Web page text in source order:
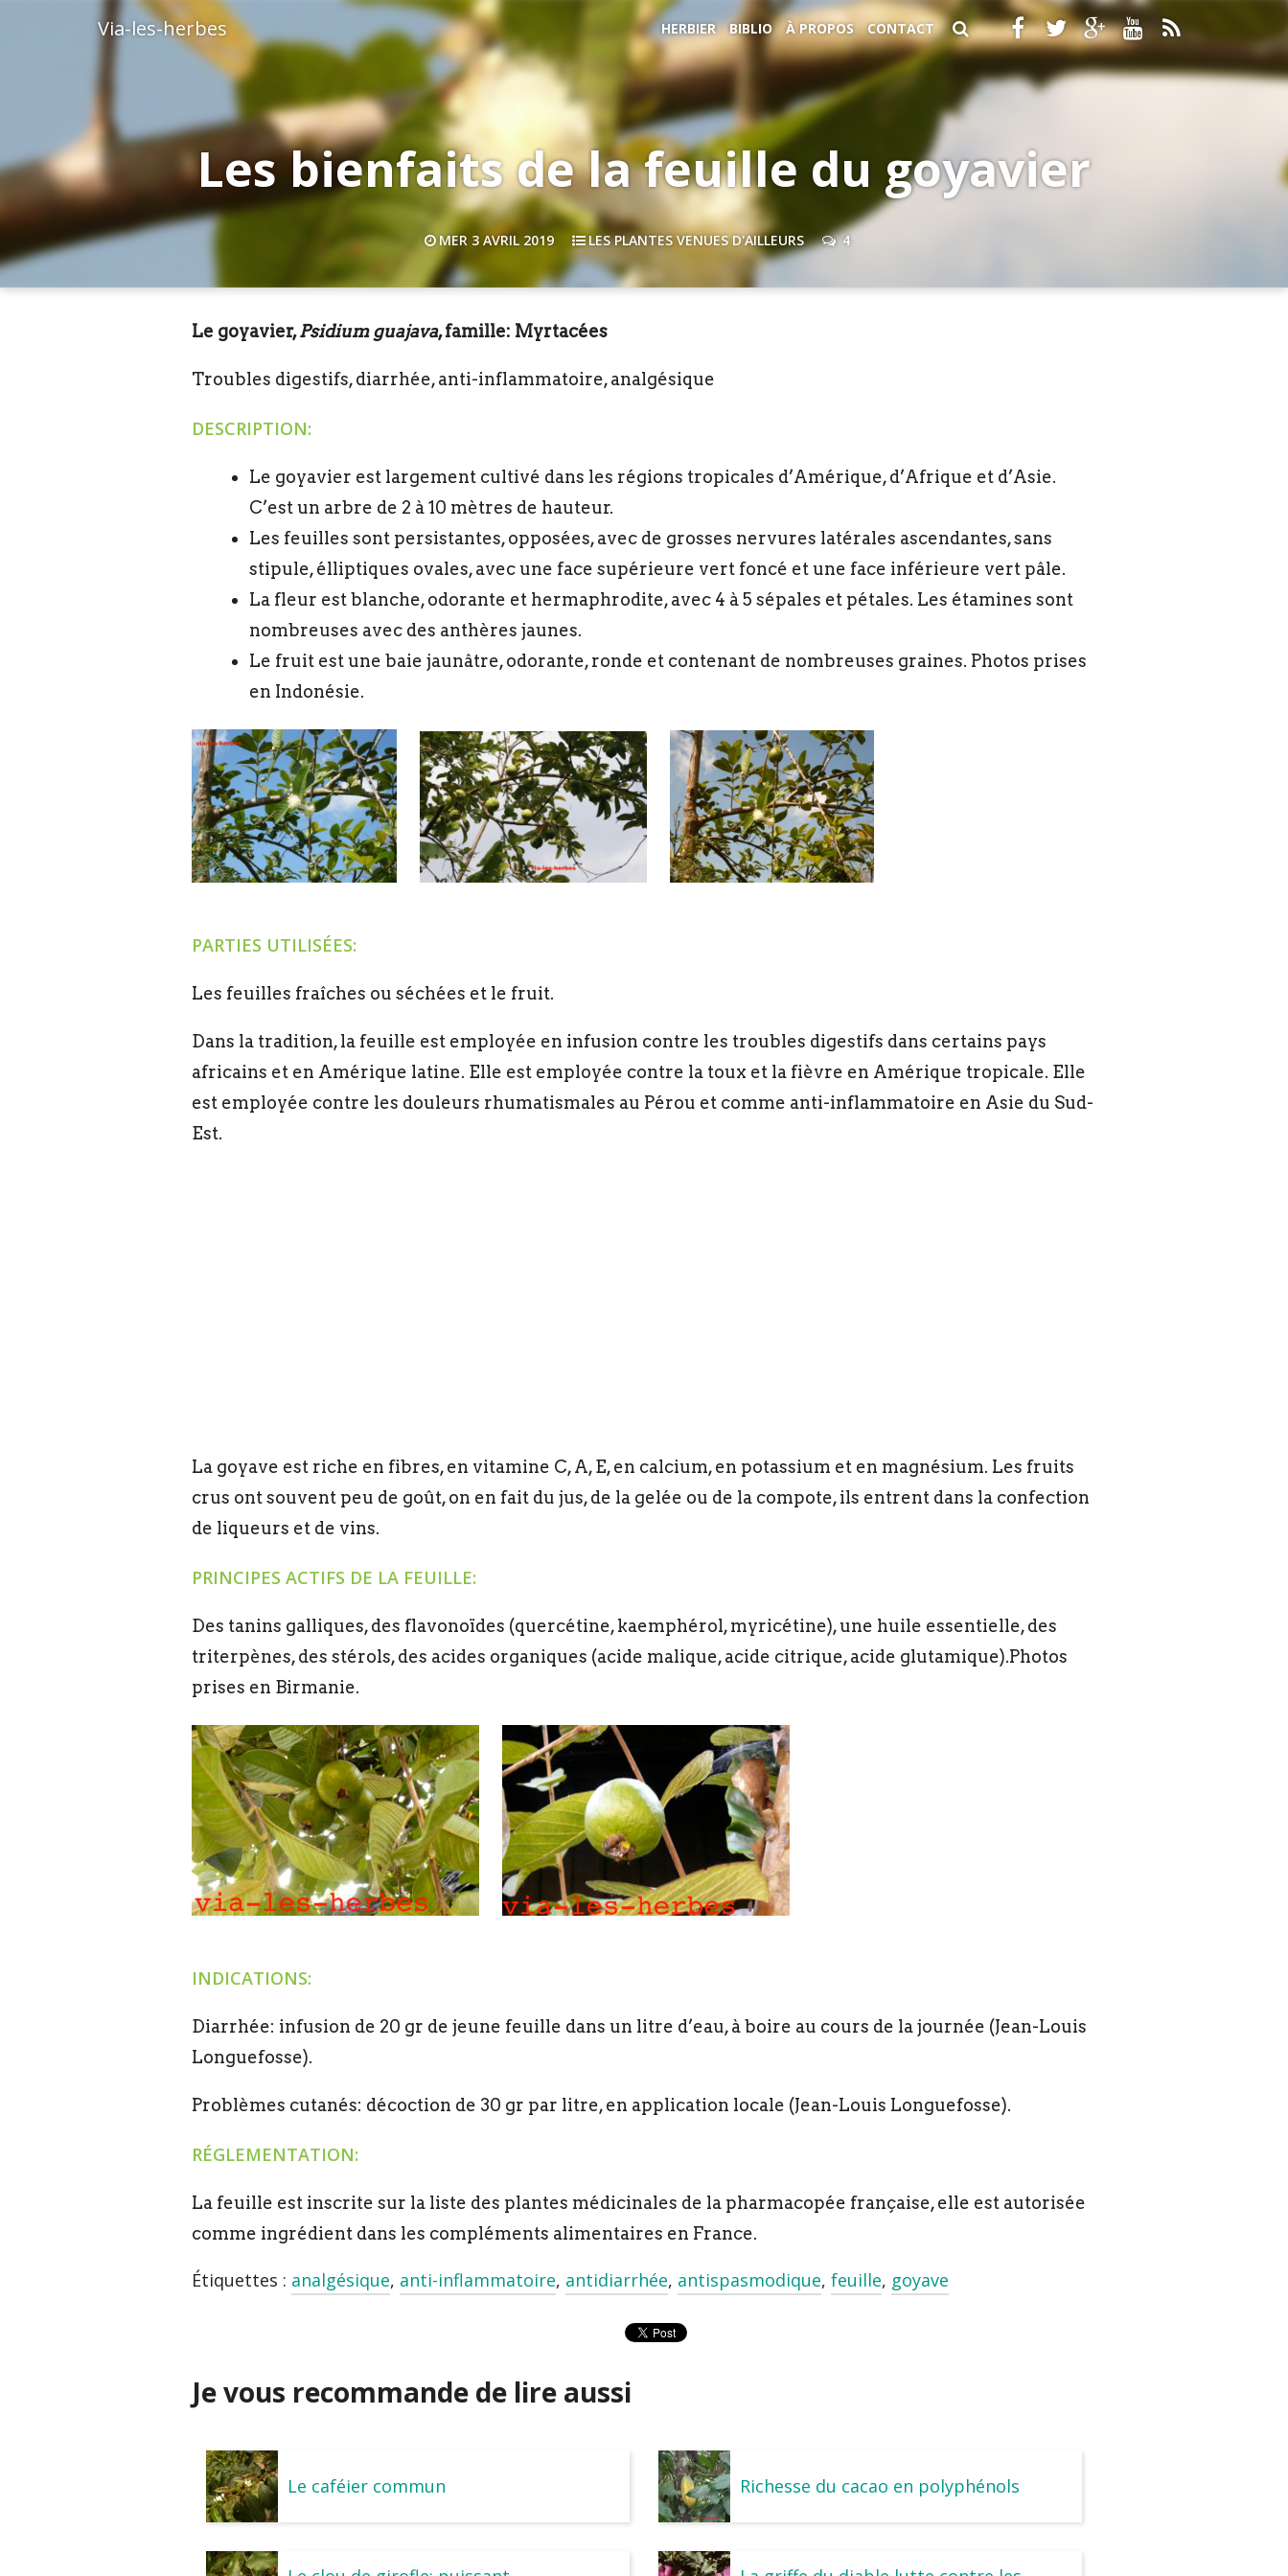
Via-les-herbes HERBIER BIBLIO À PROPOS CONTACT
Les bienfaits de la feuille du goyavier
MER 3 AVRIL 2019 LES PLANTES VENUES D'AILLEURS 4
Le goyavier,Psidium guajava, famille: Myrtacées
Troubles digestifs, diarrhée, anti-inflammatoire, analgésique
DESCRIPTION:
Le goyavier est largement cultivé dans les régions tropicales d’Amérique, d’Afrique et d’Asie.
C’est un arbre de 2 à 10 mètres de hauteur.
Les feuilles sont persistantes, opposées, avec de grosses nervures latérales ascendantes, sans
stipule, élliptiques ovales, avec une face supérieure vert foncé et une face inférieure vert pâle.
La fleur est blanche, odorante et hermaphrodite, avec 4 à 5 sépales et pétales. Les étamines sont
nombreuses avec des anthères jaunes.
Le fruit est une baie jaunâtre, odorante, ronde et contenant de nombreuses graines. Photos prises
en Indonésie.
PARTIES UTILISÉES:
Les feuilles fraîches ou séchées et le fruit.
Dans la tradition, la feuille est employée en infusion contre les troubles digestifs dans certains pays
africains et en Amérique latine. Elle est employée contre la toux et la fièvre en Amérique tropicale. Elle
est employée contre les douleurs rhumatismales au Pérou et comme anti-inflammatoire en Asie du Sud-
Est.
La goyave est riche en fibres, en vitamine C, A, E, en calcium, en potassium et en magnésium. Les fruits
crus ont souvent peu de goût, on en fait du jus, de la gelée ou de la compote, ils entrent dans la confection
de liqueurs et de vins.
PRINCIPES ACTIFS DE LA FEUILLE:
Des tanins galliques, des flavonoïdes (quercétine, kaemphérol, myricétine), une huile essentielle, des
triterpènes, des stérols, des acides organiques (acide malique, acide citrique, acide glutamique).Photos
prises en Birmanie.
INDICATIONS:
Diarrhée: infusion de 20 gr de jeune feuille dans un litre d’eau, à boire au cours de la journée (Jean-Louis
Longuefosse).
Problèmes cutanés: décoction de 30 gr par litre, en application locale (Jean-Louis Longuefosse).
RÉGLEMENTATION:
La feuille est inscrite sur la liste des plantes médicinales de la pharmacopée française, elle est autorisée
comme ingrédient dans les compléments alimentaires en France.
Étiquettes : analgésique, anti-inflammatoire, antidiarrhée, antispasmodique, feuille, goyave
Je vous recommande de lire aussi
Le caféier commun Richesse du cacao en polyphénols